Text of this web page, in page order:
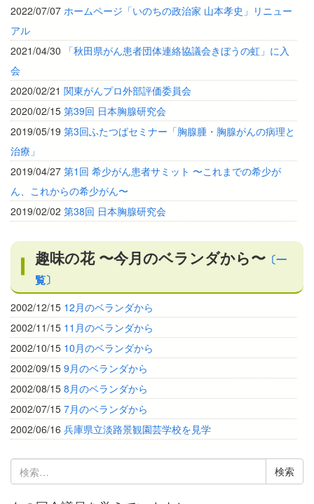
2022/07/07 ホームページ「いのちの政治家 山本孝史」リニュー
アル
2021/04/30
「秋田県がん患者団体連絡協議会きぼうの虹」に入
会
2020/02/21 関東がんプロ外部評価委員会
2020/02/15 第39回 日本胸腺研究会
2019/05/19 第3回ふたつばセミナー「胸腺腫・胸腺がんの病理と
治療」
2019/04/27 第1回 希少がん患者サミット 〜これまでの希少が
ん、これからの希少がん〜
2019/02/02 第38回 日本胸腺研究会
趣味の花 〜今月のベランダから〜 〔一
覧〕
2002/12/15 12月のベランダから
2002/11/15 11月のベランダから
2002/10/15 10月のベランダから
2002/09/15 9月のベランダから
2002/08/15 8月のベランダから
2002/07/15 7月のベランダから
2002/06/16 兵庫県立淡路景観園芸学校を見学
索: